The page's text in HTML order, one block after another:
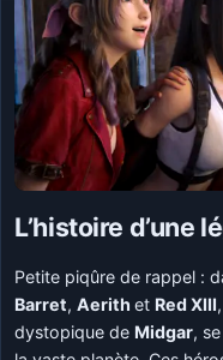
L’histoire d’une
Petite piqûre de rappel :
Barret,Aerithet Red XIII
dystopique de Midgar,